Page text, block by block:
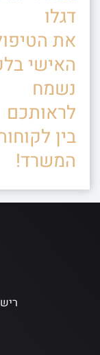
דגלו
את
האישי
נשמח
לראותכם
בין
המשרד!